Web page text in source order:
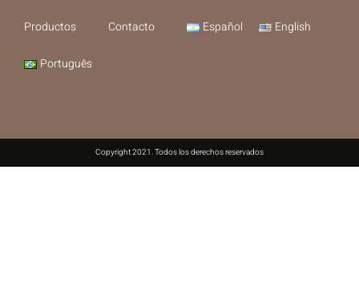
Productos Contacto Español English
Português
Copyright 2021. Todos los derechos reservados